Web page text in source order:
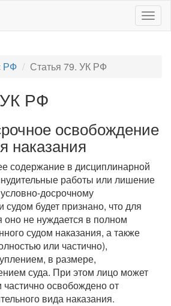
РФ Статья 79. УК РФ
РФ
освобождение
наказания
содержание в дисциплинарной
работы или лишение
досрочному
будет признано, что для
оно не нуждается в полном
судом наказания, а также
или частично),
в размере,
суда. При этом лицо может
освобождено от
вида наказания.